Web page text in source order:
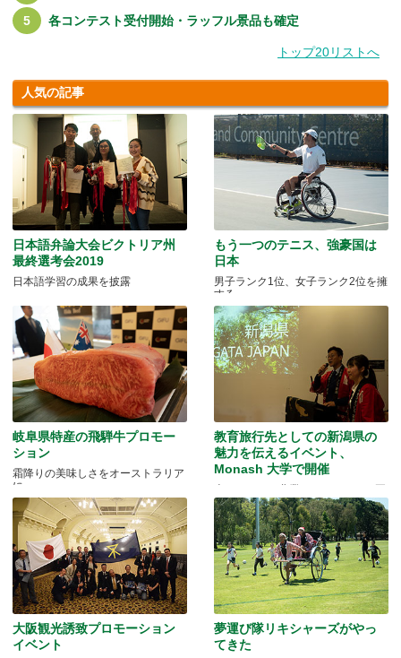
各コンテスト受付開始・ラッフル景品も確定
トップ20リストへ
人気の記事
日本語弁論大会ビクトリア州
最終選考会2019
日本語学習の成果を披露
もう一つのテニス、強豪国は
日本
男子ランク1位、女子ランク2位を擁
する
岐阜県特産の飛騨牛プロモー
ション
霜降りの美味しさをオーストラリア
に
教育旅行先としての新潟県の
魅力を伝えるイベント、
Monash 大学で開催
米どころでの農業とモノづくりの両
方を体験できる
大阪観光誘致プロモーション
イベント
夢運び隊リキシャーズがやっ
てきた